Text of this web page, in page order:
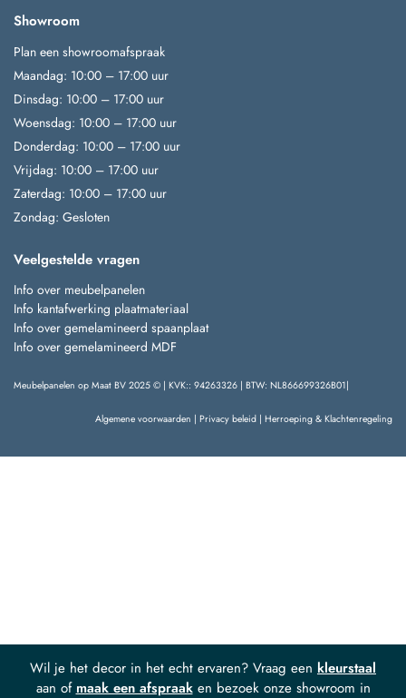
Wil je het decor in het echt ervaren? Vraag een kleurstaal
aan of maak een afspraaken bezoek onze showroom in
Showroom
Plan een showroomafspraak
Maandag: 10:00 – 17:00 uur
Dinsdag: 10:00 – 17:00 uur
Woensdag: 10:00 – 17:00 uur
Donderdag: 10:00 – 17:00 uur
Vrijdag: 10:00 – 17:00 uur
Zaterdag: 10:00 – 17:00 uur
Zondag: Gesloten
Veelgestelde vragen
Info over meubelpanelen
Info kantafwerking plaatmateriaal
Info over gemelamineerd spaanplaat
Info over gemelamineerd MDF
Meubelpanelen op Maat BV 2025 © | KVK:: 94263326 | BTW: NL866699326B01|
Algemene voorwaarden | Privacy beleid | Herroeping & Klachtenregeling